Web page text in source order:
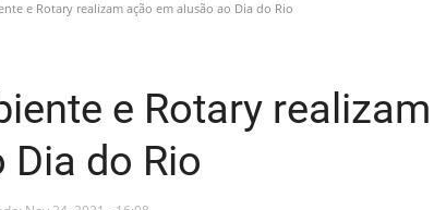
e Rotary realizam ação em alusão ao Dia do Rio
e Rotary
do Rio